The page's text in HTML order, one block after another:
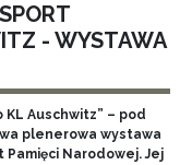
- WYSTAWA
Auschwitz” – pod
plenerowa wystawa
Narodowej. Jej